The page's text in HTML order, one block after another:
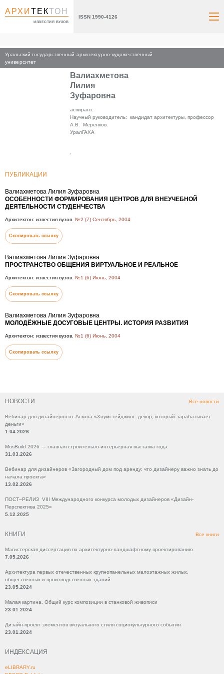
АРХИТЕКТОН
ИЗВЕСТИЯ ВУЗОВ
ISSN 1990-4126
Уральский государственный архитектурно-художественный
университет
НОВОСТИ Все новости
Вебинар для дизайнеров от Аскона «Хоумстейджинг: декор, который зарабатывает
деньги»
1.04.2026
MosBuild 2026 — главная строительно-интерьерная выставка года
31.03.2026
Вебинар для дизайнеров «Загородный дом под аренду: что дизайнеру важно знать до
начала проекта»
13.02.2026
ПОСТ–РЕЛИЗ VIII Международного конкурса молодых дизайнеров «Дизайн-
Перспектива 2025»
5.12.2025
КНИГИ Все книги
Магистерская диссертация по архитектурно-ландшафтному проектированию
7.05.2026
Архитектура первых отечественных крупнопанельных малоэтажных жилых,
общественных и производственных зданий
23.05.2024
Малая картина. Общий курс композиции в станковой живописи
23.01.2024
Дизайн-проект элементов визуального стиля социокультурного события
23.01.2024
ИНДЕКСАЦИЯ
eLIBRARY.ru
Главная
Валиахметова
Лилия
Зуфаровна
аспирант.
Научный руководитель: кандидат архитектуры, профессор
А.В. Меренков.
УралГАХА
ПУБЛИКАЦИИ
Валиахметова Лилия Зуфаровна
ОСОБЕННОСТИ ФОРМИРОВАНИЯ ЦЕНТРОВ ДЛЯ ВНЕУЧЕБНОЙ
ДЕЯТЕЛЬНОСТИ СТУДЕНЧЕСТВА
Архитектон: известия вузов. №2 (7) Сентябрь, 2004
Скопировать ссылку
Валиахметова Лилия Зуфаровна
ПРОСТРАНСТВО ОБЩЕНИЯ ВИРТУАЛЬНОЕ И РЕАЛЬНОЕ
Архитектон: известия вузов. №1 (6) Июнь, 2004
Скопировать ссылку
Валиахметова Лилия Зуфаровна
МОЛОДЁЖНЫЕ ДОСУГОВЫЕ ЦЕНТРЫ. ИСТОРИЯ РАЗВИТИЯ
Архитектон: известия вузов. №1 (6) Июнь, 2004
Скопировать ссылку